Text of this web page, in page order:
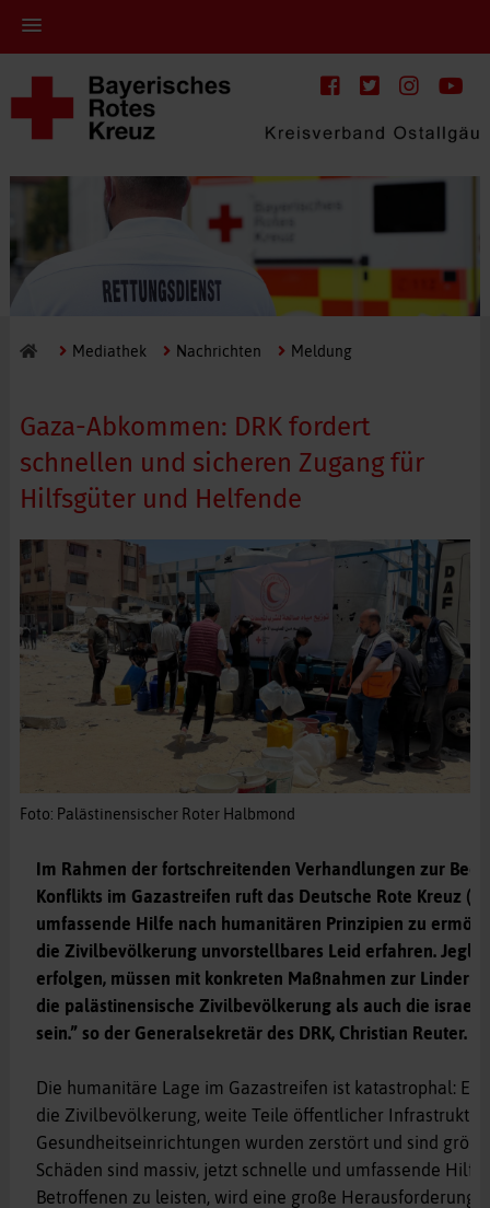
Mediathek Nachrichten Meldung
Gaza-Abkommen: DRK fordert
schnellen und sicheren Zugang für
Hilfsgüter und Helfende
Foto: Palästinensischer Roter Halbmond
Im Rahmen der fortschreitenden Verhandlungen zur
Konflikts im Gazastreifen ruft das Deutsche Rote Kreuz
umfassende Hilfe nach humanitären Prinzipien zu
die Zivilbevölkerung unvorstellbares Leid erfahren.
erfolgen, müssen mit konkreten Maßnahmen zur
die palästinensische Zivilbevölkerung als auch die
sein.” so der Generalsekretär des DRK, Christian Reuter.
Die humanitäre Lage im Gazastreifen ist katastrophal: Es
die Zivilbevölkerung, weite Teile öffentlicher
Gesundheitseinrichtungen wurden zerstört und sind
Schäden sind massiv, jetzt schnelle und umfassende
Betroffenen zu leisten, wird eine große Herausforderung